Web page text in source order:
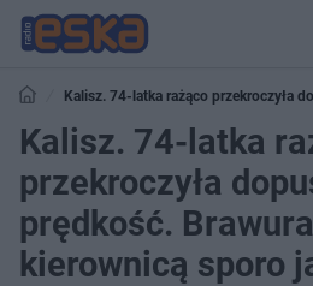
Kalisz. 74-latka rażąco przekroczyła
kierownicą sporo ją kosztowała
Kalisz. 74-latka
przekroczyła
prędkość.
kierownicą sporo